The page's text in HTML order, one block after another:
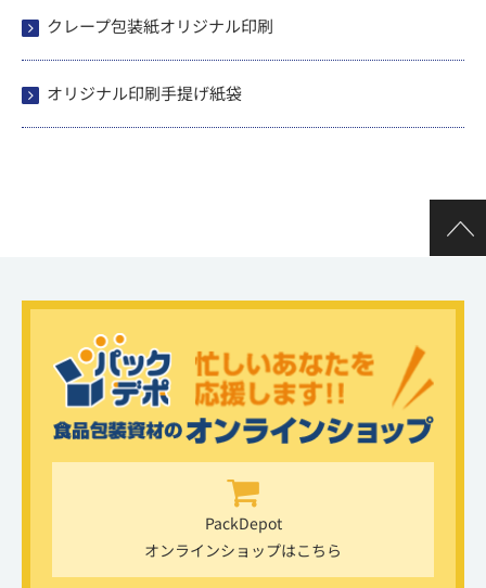
クレープ包装紙オリジナル印刷
オリジナル印刷手提げ紙袋
PackDepot
オンラインショップはこちら